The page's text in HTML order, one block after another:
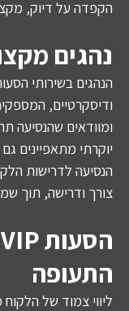
הקפדה על דיוק,
נהגים
ודיסקרטיים,
ומוודאים שהנסיעה
יוקרתי מתאפיינים
הנסיעה לדרישות
צורך ודרישה, תוך
התעופה
ליווי צמוד של